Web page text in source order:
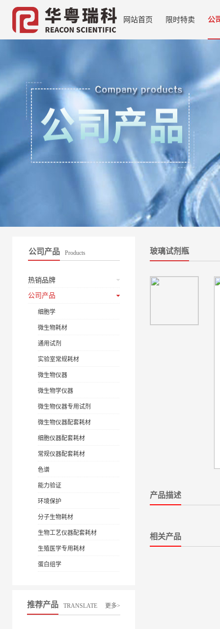
网站首页 限时特卖 公
公司产品 Products
热销品牌
公司产品
细胞学
微生物耗材
通用试剂
实验室常规耗材
微生物仪器
微生物学仪器
微生物仪器专用试剂
微生物仪器配套耗材
细胞仪器配套耗材
常规仪器配套耗材
色谱
能力验证
环境保护
分子生物耗材
生物工艺仪器配套耗材
生殖医学专用耗材
蛋白组学
推荐产品 TRANSLATE 更多>
玻璃试剂瓶
产品描述
相关产品